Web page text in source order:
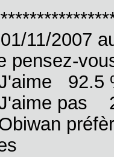
11/2007
pensez-
92.5